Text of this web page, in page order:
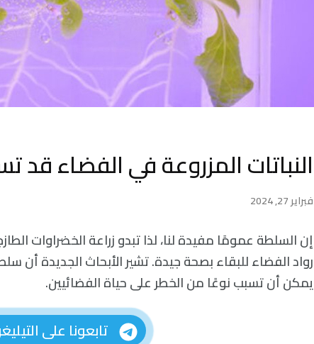
النباتات المزروعة في الفضاء
فبراير 27, 2024
إن السلطة عمومًا مفيدة لنا، لذا تبدو زراعة الخضراوات
رواد الفضاء للبقاء بصحة جيدة. تشير الأبحاث الجديدة أن
يمكن أن تسبب نوعًا من الخطر على حياة الفضائيين.
تابعونا على